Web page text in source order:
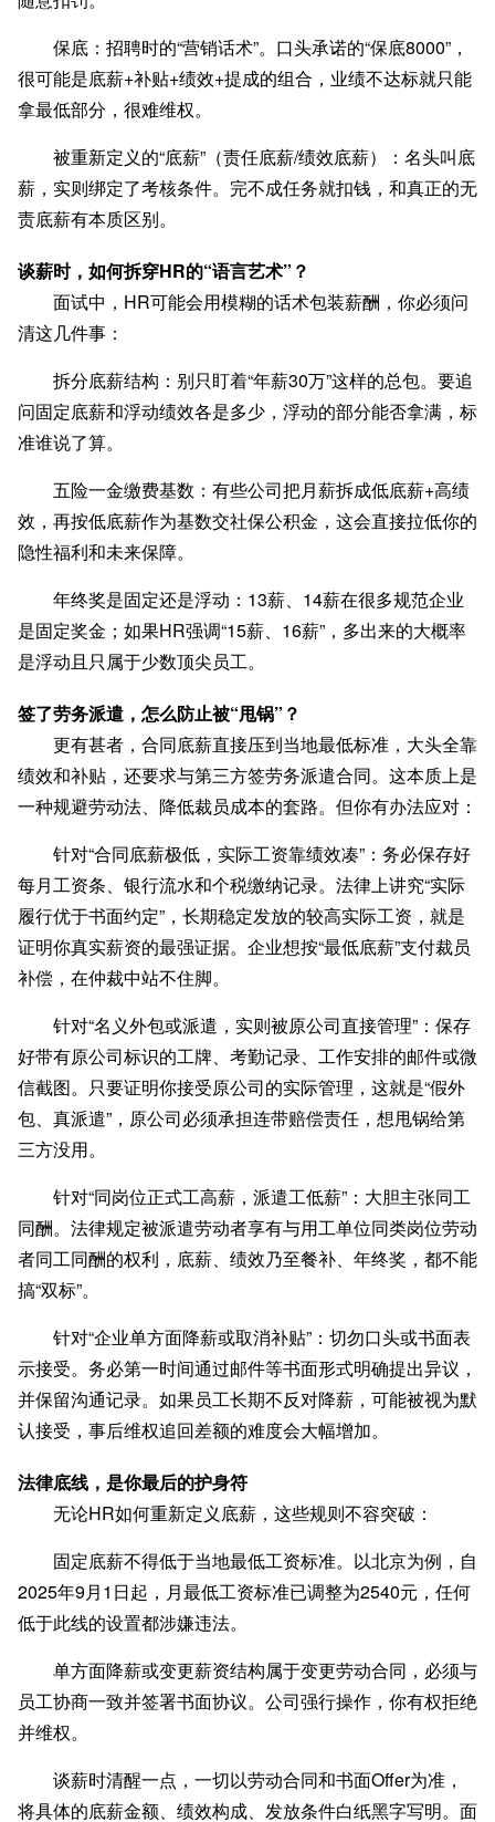
保底 ：招聘时的“营销话术”。口头承诺的“保底8000”，
很可能是底薪+补贴+绩效+提成的组合，业绩不达标就只能
拿最低部分，很难维权。
被重新定义的“底薪”（责任底薪/绩效底薪）
：名头叫底
薪，实则绑定了考核条件。完不成任务就扣钱，和真正的无
责底薪有本质区别。
谈薪时，如何拆穿HR的“语言艺术”？
面试中，HR可能会用模糊的话术包装薪酬，你必须问
清这几件事：
拆分底薪结构 ：别只盯着“年薪30万”这样的总包。要追
问固定底薪和浮动绩效各是多少，浮动的部分能否拿满，标
准谁说了算。
五险一金缴费基数 ：有些公司把月薪拆成低底薪+高绩
效，再按低底薪作为基数交社保公积金，这会直接拉低你的
隐性福利和未来保障。
年终奖是固定还是浮动 ：13薪、14薪在很多规范企业
是固定奖金；如果HR强调“15薪、16薪”，多出来的大概率
是浮动且只属于少数顶尖员工。
签了劳务派遣，怎么防止被“甩锅”？
更有甚者，合同底薪直接压到当地最低标准，大头全靠
绩效和补贴，还要求与第三方签劳务派遣合同。这本质上是
一种规避劳动法、降低裁员成本的套路。但你有办法应对：
针对“合同底薪极低，实际工资靠绩效凑” ：务必保存好
每月工资条、银行流水和个税缴纳记录。法律上讲究“实际
履行优于书面约定”，长期稳定发放的较高实际工资，就是
证明你真实薪资的最强证据。企业想按“最低底薪”支付裁员
补偿，在仲裁中站不住脚。
针对“名义外包或派遣，实则被原公司直接管理” ：保存
好带有原公司标识的工牌、考勤记录、工作安排的邮件或微
信截图。只要证明你接受原公司的实际管理，这就是“假外
包、真派遣”，原公司必须承担连带赔偿责任，想甩锅给第
三方没用。
针对“同岗位正式工高薪，派遣工低薪” ：大胆主张同工
同酬。法律规定被派遣劳动者享有与用工单位同类岗位劳动
者同工同酬的权利，底薪、绩效乃至餐补、年终奖，都不能
搞“双标”。
针对“企业单方面降薪或取消补贴” ：切勿口头或书面表
示接受。务必第一时间通过邮件等书面形式明确提出异议，
并保留沟通记录。如果员工长期不反对降薪，可能被视为默
认接受，事后维权追回差额的难度会大幅增加。
法律底线，是你最后的护身符
无论HR如何重新定义底薪，这些规则不容突破：
固定底薪不得低于当地最低工资标准。以北京为例，自
2025年9月1日起，月最低工资标准已调整为2540元，任何
低于此线的设置都涉嫌违法。
单方面降薪或变更薪资结构属于变更劳动合同 ，必须与
员工协商一致并签署书面协议。公司强行操作，你有权拒绝
并维权。
谈薪时清醒一点，一切以劳动合同和书面Offer为准，
将具体的底薪金额、绩效构成、发放条件白纸黑字写明。面